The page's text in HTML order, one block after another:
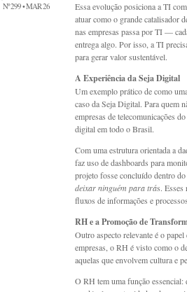
Nº 299 • MAR 26
Essa evolução posiciona a TI
atuar como o grande catalisador
nas empresas passa por TI —
entrega algo. Por isso, a TI
para gerar valor sustentável.
A Experiência da Seja Digital
Um exemplo prático de como
caso da Seja Digital. Para quem
empresas de telecomunicações
digital em todo o Brasil.
Com uma estrutura orientada a
faz uso de dashboards para
projeto fosse concluído dentro
deixar ninguém para trás. Esses
fluxos de informações e
RH e a Promoção de
Outro aspecto relevante é o
empresas, o RH é visto como o
aquelas que envolvem cultura e
O RH tem uma função